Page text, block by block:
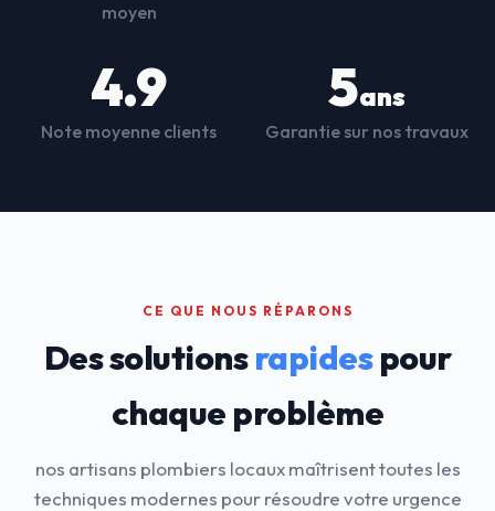
moyen
4.9
Note moyenne clients
5ans
Garantie sur nos travaux
CE QUE NOUS RÉPARONS
Des solutionsrapidespour
chaque problème
nos artisans plombiers locaux maîtrisent toutes les
techniques modernes pour résoudre votre urgence